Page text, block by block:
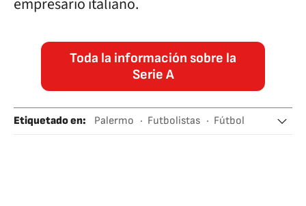
Toda la información sobre la
Serie A
Etiquetado en: Palermo Futbolistas
Fútbol